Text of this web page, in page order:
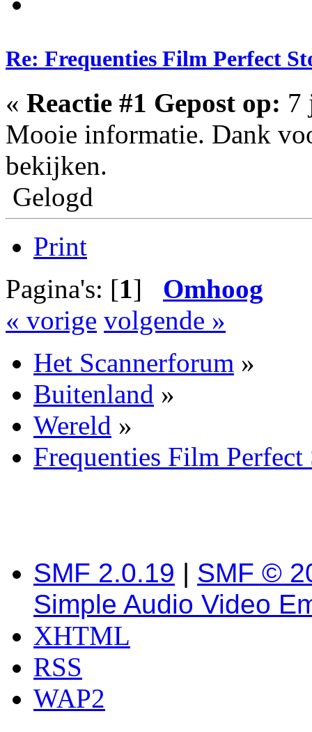
Re: Frequenties Film Perfect
« Reactie #1 Gepost op: 7
Mooie informatie. Dank
bekijken.
Gelogd
Print
Pagina's: [1] Omhoog
« vorige volgende »
Het Scannerforum »
Buitenland »
Wereld »
Frequenties Film Perfect
SMF 2.0.19 | SMF ©
Simple Audio Video
XHTML
RSS
WAP2